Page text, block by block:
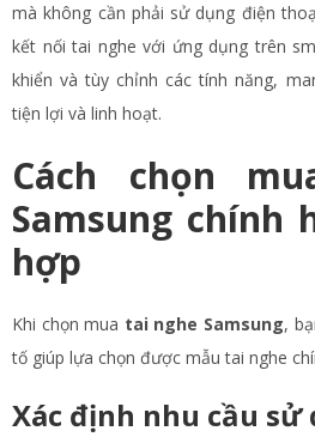
mà không cần phải sử dụng điện
kết nối tai nghe với ứng dụng trên
khiển và tùy chỉnh các tính năng,
tiện lợi và linh hoạt.
Cách chọn
Samsung chính
hợp
Khi chọn mua tai nghe Samsung,
tố giúp lựa chọn được mẫu tai nghe
Xác định nhu cầu sử